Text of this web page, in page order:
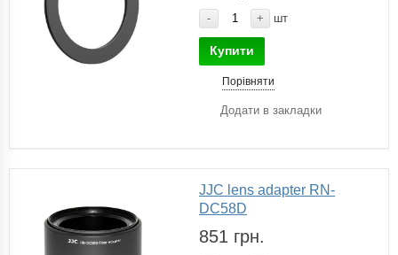
- + шт
Купити
Порівняти
Додати в закладки
JJC lens adapter RN-
DC58D
851 грн.